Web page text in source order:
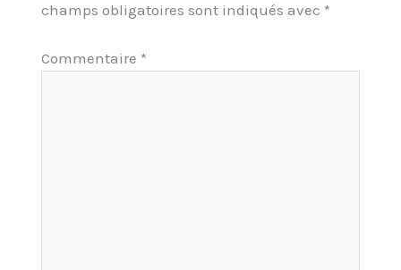
champs obligatoires sont indiqués avec *
Commentaire *